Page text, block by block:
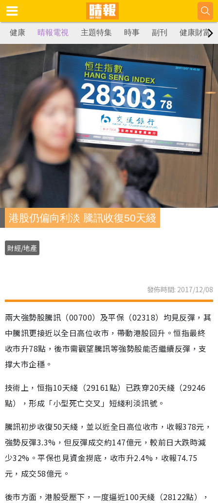
健康 晴報電視 主題特集 時事 副刊 健康財富
港股仍偏向利淡 騰訊收復50天綫
財經/地產
發佈時間: 2017/12/08
兩大強勢股騰訊（00700）及平保（02318）均見反彈，其
中騰訊更接近以全日高位收市，帶動港股回升。恒指最終
收市升78點，後市需觀望騰訊等強勢股能否繼續反彈，支
撑大市企穩。
技術上，恒指10天綫（29161點）已跌穿20天綫（29246
點），形成「小型死亡交叉」短綫利淡訊號。
騰訊初步收復50天綫，並以近全日高位收市，收報378元，
強勢反彈3.3%，但反彈成交約147億元，較前日大跌時減
少32%。平保也見資金撈底，收市升2.4%，收報74.75
元，成交58億元。
後市方面，港股受壓下，一度逼近100天綫（28122點），